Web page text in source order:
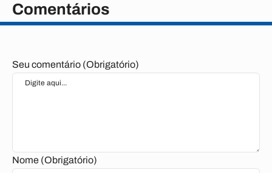
Comentários
Seu comentário (Obrigatório)
Nome (Obrigatório)